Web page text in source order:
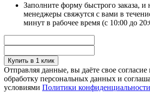
Заполните форму быстрого заказа, и
менеджеры свяжутся с вами в
минут в рабочее время (с 10:00 до
Купить в 1 клик
Отправляя данные, вы даёте свое согласие
обработку персональных данных и
условиями Политики конфиденциальности